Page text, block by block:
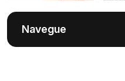
Navegue